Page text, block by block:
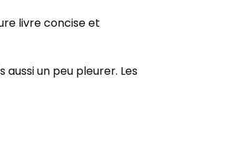
livre concise et
aussi un peu pleurer. Les